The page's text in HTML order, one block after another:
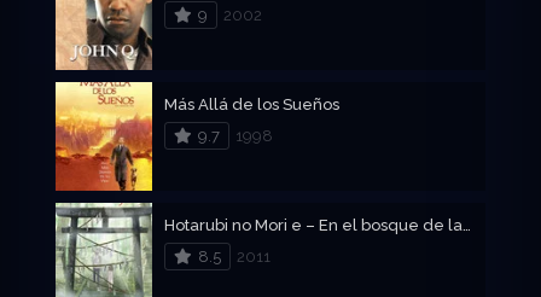
9
2002
Más Allá de los Sueños
9.7
1998
8.5
2011